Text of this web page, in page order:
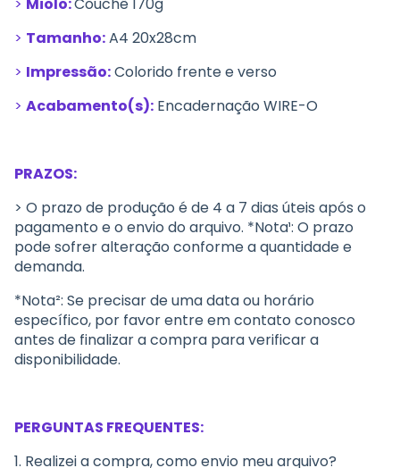
> Tamanho:A4 20x28cm
> Impressão:Colorido frente e verso
> Acabamento(s): Encadernação WIRE-O
PRAZOS:
> O prazo de produção é de 4 a 7 dias úteis após o
pagamento e o envio do arquivo. *Nota¹: O prazo
pode sofrer alteração conforme a quantidade e
demanda.
*Nota²: Se precisar de uma data ou horário
específico, por favor entre em contato conosco
antes de finalizar a compra para verificar a
disponibilidade.
PERGUNTAS FREQUENTES:
1. Realizei a compra, como envio meu arquivo?